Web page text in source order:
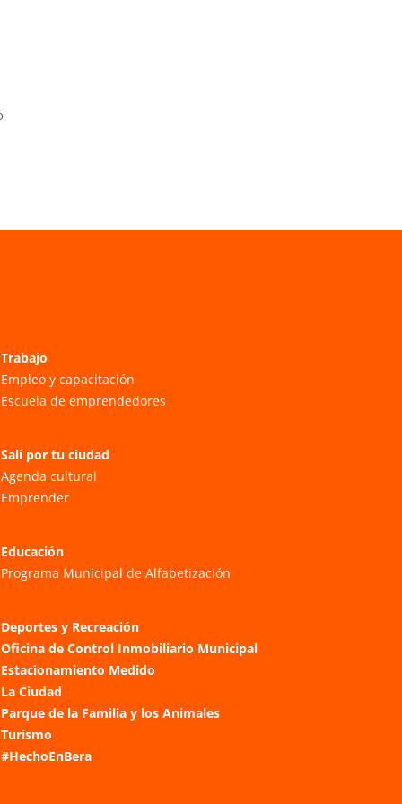
Trabajo
Empleo y capacitación
Escuela de emprendedores
Salí por tu ciudad
Agenda cultural
Emprender
Educación
Programa Municipal de Alfabetización
Deportes y Recreación
Oficina de Control Inmobiliario Municipal
Estacionamiento Medido
La Ciudad
Parque de la Familia y los Animales
Turismo
#HechoEnBera